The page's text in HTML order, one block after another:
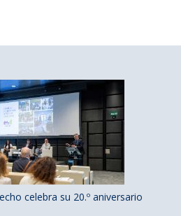
celebra su 20.º aniversario